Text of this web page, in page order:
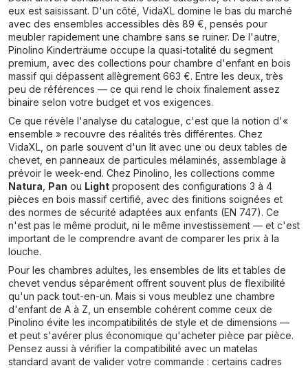
eux est saisissant. D'un côté, VidaXL domine le bas du marché
avec des ensembles accessibles dès 89 €, pensés pour
meubler rapidement une chambre sans se ruiner. De l'autre,
Pinolino Kinderträume occupe la quasi-totalité du segment
premium, avec des collections pour chambre d'enfant en bois
massif qui dépassent allègrement 663 €. Entre les deux, très
peu de références — ce qui rend le choix finalement assez
binaire selon votre budget et vos exigences.
Ce que révèle l'analyse du catalogue, c'est que la notion d'«
ensemble » recouvre des réalités très différentes. Chez
VidaXL, on parle souvent d'un lit avec une ou deux tables de
chevet, en panneaux de particules mélaminés, assemblage à
prévoir le week-end. Chez Pinolino, les collections comme
Natura Pan ou Light proposent des configurations 3 à 4
pièces en bois massif certifié, avec des finitions soignées et
des normes de sécurité adaptées aux enfants (EN 747). Ce
n'est pas le même produit, ni le même investissement — et c'est
important de le comprendre avant de comparer les prix à la
louche.
Pour les chambres adultes, les ensembles de lits et tables de
chevet vendus séparément offrent souvent plus de flexibilité
qu'un pack tout-en-un. Mais si vous meublez une chambre
d'enfant de A à Z, un ensemble cohérent comme ceux de
Pinolino évite les incompatibilités de style et de dimensions —
et peut s'avérer plus économique qu'acheter pièce par pièce.
Pensez aussi à vérifier la compatibilité avec un matelas
standard avant de valider votre commande : certains cadres